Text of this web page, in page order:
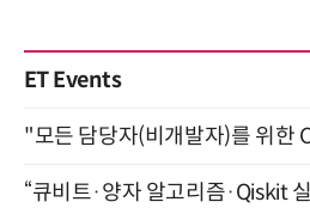
ET Events